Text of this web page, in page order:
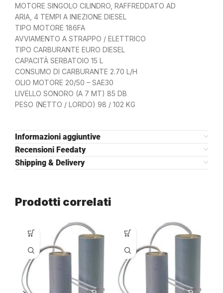
MOTORE SINGOLO CILINDRO, RAFFREDDATO AD
ARIA, 4 TEMPI A INIEZIONE DIESEL
TIPO MOTORE 186FA
AVVIAMENTO A STRAPPO / ELETTRICO
TIPO CARBURANTE EURO DIESEL
CAPACITÀ SERBATOIO 15 L
CONSUMO DI CARBURANTE 2.70 L/H
OLIO MOTORE 20/50 – SAE30
LIVELLO SONORO (A 7 MT) 85 DB
PESO (NETTO / LORDO) 98 / 102 KG
Informazioni aggiuntive
Recensioni Feedaty
Shipping & Delivery
Prodotti correlati